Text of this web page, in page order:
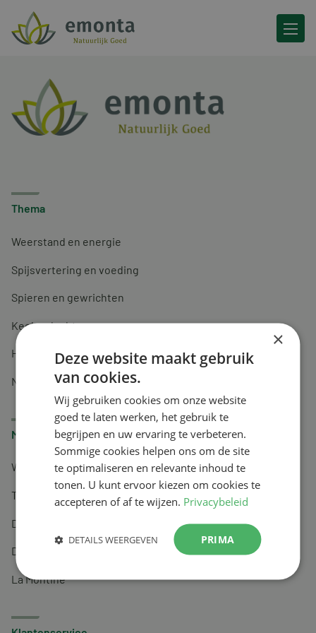
Ga naar de inhoud
Thema
Weerstand en energie
Spijsvertering en voeding
Spieren en gewrichten
Keel en luchtwegen
Huidverzorging
Nachtrust
Merken
Wapiti
Tai-Ginseng
Dermagíq
Draisma
La Montine
×
Deze website maakt gebruik
van cookies.
Wij gebruiken cookies om onze website
goed te laten werken, het gebruik te
begrijpen en uw ervaring te verbeteren.
Sommige cookies helpen ons om de site
te optimaliseren en relevante inhoud te
tonen. U kunt ervoor kiezen om cookies te
accepteren of af te wijzen. Privacybeleid
PRIMA
DETAILS WEERGEVEN